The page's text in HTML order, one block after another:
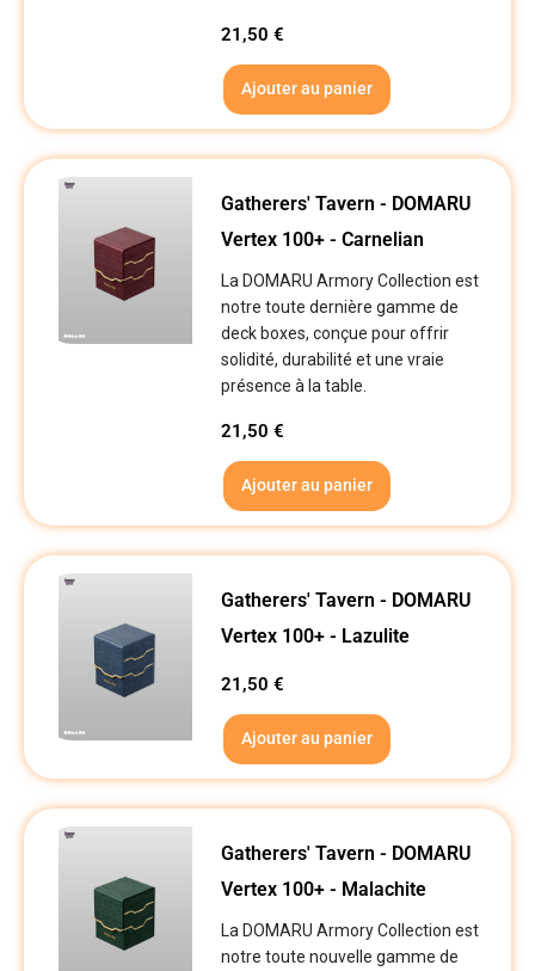
21,50€
Ajouter au panier
Gatherers' Tavern - DOMARU
Vertex 100+ - Carnelian
La DOMARU Armory Collection est
notre toute dernière gamme de
deck boxes, conçue pour offrir
solidité, durabilité et une vraie
présence à la table.
21,50€
Ajouter au panier
Gatherers' Tavern - DOMARU
Vertex 100+ - Lazulite
21,50€
Ajouter au panier
Gatherers' Tavern - DOMARU
Vertex 100+ - Malachite
La DOMARU Armory Collection est
notre toute nouvelle gamme de